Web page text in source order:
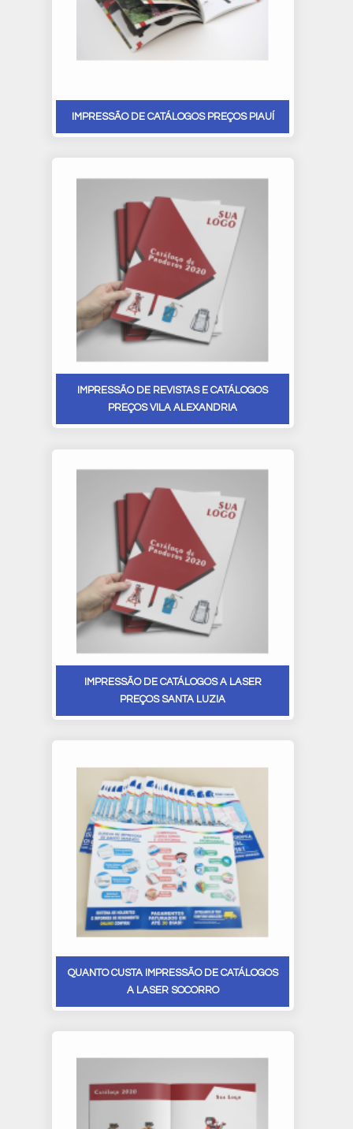
IMPRESSÃO DE CATÁLOGOS PREÇOS PIAUÍ
IMPRESSÃO DE REVISTAS E CATÁLOGOS
PREÇOS VILA ALEXANDRIA
IMPRESSÃO DE CATÁLOGOS A LASER
PREÇOS SANTA LUZIA
QUANTO CUSTA IMPRESSÃO DE CATÁLOGOS
A LASER SOCORRO